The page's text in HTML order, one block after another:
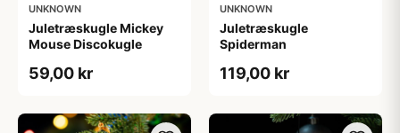
UNKNOWN
Juletræskugle Mickey
Mouse Discokugle
59,00 kr
UNKNOWN
Juletræskugle
Spiderman
119,00 kr